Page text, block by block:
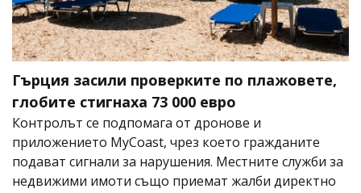
Гърция засили проверките по плажовете,
глобите стигнаха 73 000 евро
Контролът се подпомага от дронове и
приложението MyCoast, чрез което гражданите
подават сигнали за нарушения. Местните служби за
недвижими имоти също приемат жалби директно